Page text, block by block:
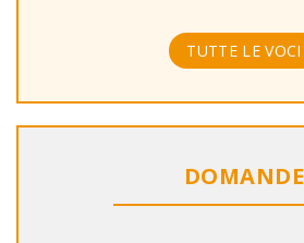
TUTTE LE VOCI
DOMANDE